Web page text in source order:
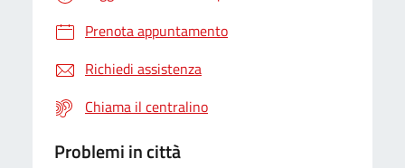
Prenota appuntamento
Richiedi assistenza
Chiama il centralino
Problemi in città